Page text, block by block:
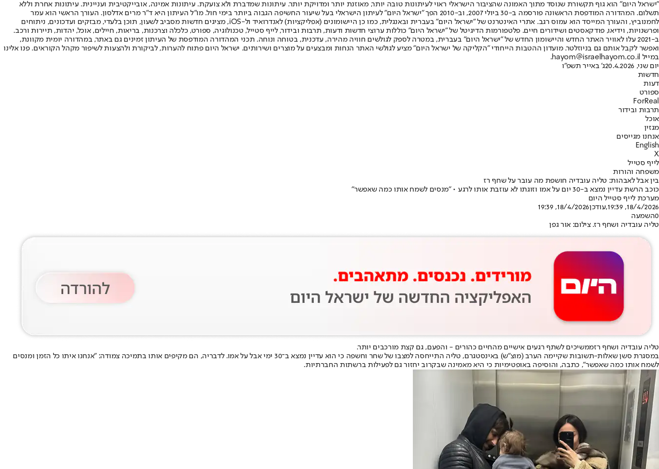
"ישראל היום" הוא גוף תקשורת שנוסד מתוך האמונה שהציבור הישראלי ראוי לעיתונות טובה יותר, מאוזנת יותר ומדויקת יותר. עיתונות שמדברת ולא צועקת. עיתונות אמינה, אובייקטיבית ועניינית. עיתונות אחרת וללא
תשלום. המהדורה המודפסת הראשונה פורסמה ב-30 ביולי 2007, וב-2010 הפך "ישראל היום" לעיתון הישראלי בעל שיעור החשיפה הגבוה ביותר בימי חול. מו"ל העיתון היא ד"ר מרים אדלסון. העורך הראשי הוא עמר
לחמנוביץ, והעורך המייסד הוא עמוס רגב. אתרי האינטרנט של "ישראל היום" בעברית ובאנגלית, כמו כן היישומונים (אפליקציות) לאנדרואיד ול-iOS, מציגים חדשות מסביב לשעון, תוכן בלעדי, מבזקים ועדכונים, ניתוחים
ופרשנויות, וידיאו, פודקאסטים ושידורים חיים. פלטפורמות הדיגיטל של "ישראל היום" כוללות ערוצי חדשות ודעות, תרבות ובידור, לייף סטייל, טכנולוגיה, ספורט, כלכלה וצרכנות, בריאות, חיילים, אוכל, יהדות, תיירות ורכב.
ב-2021 עלו לאוויר האתר החדש והיישומון החדש של "ישראל היום" בעברית, במטרה לספק לגולשים חוויה מהירה, עדכנית, בטוחה ונוחה. תכני המהדורה המודפסת של העיתון זמינים גם באתר, במהדורה יומית מקוונת,
ואפשר לקבל אותם גם בניוזלטר. מועדון ההטבות הייחודי "הקליקה של ישראל היום" מציע לגולשי האתר הנחות ומבצעים על מוצרים ושירותים. ישראל היום פתוח להערות, לביקורת ולהצעות לשיפור מקהל הקוראים. פנו אלינו
במייל hayom@israelhayom.co.il.
יום שני, 20.4.2026
ג' באייר תשפ"ו
חדשות
דעות
ספורט
ForReal
תרבות ובידור
אוכל
מגזין
אנחנו מגייסים
English
X
לייף סטייל
משפחה והורות
בין אבל לאבהות: טליה עובדיה חושפת מה עובר על שחף רז
כוכב הרשת עדיין נמצא ב-30 יום על אמו וזוגתו לא עוזבת אותו לרגע • "מנסים לשמח אותו כמה שאפשר"
מערכת לייף סטייל היום
18/4/2026, 19:39
,עודכן18/4/2026, 19:39
0השמעה
טליה עובדיה ושחף רז. צילום: אור גפן
טליה עובדיה ושחף רזממשיכים לשתף רגעים אישיים מהחיים כהורים - והפעם, גם קצת מורכבים יותר.
במסגרת סשן שאלות-תשובות שקיימה הערב (מוצ"ש) באינסטגרם, טליה התייחסה למצבו של שחר וחשפה כי הוא עדיין נמצא ב־30 ימי אבל על אמו. לדבריה, הם מקיפים אותו בתמיכה צמודה: "אנחנו איתו כל הזמן ומנסים
לשמח אותו כמה שאפשר", כתבה, והוסיפה באופטימיות כי היא מאמינה שבקרוב יחזור גם לפעילות ברשתות החברתיות.